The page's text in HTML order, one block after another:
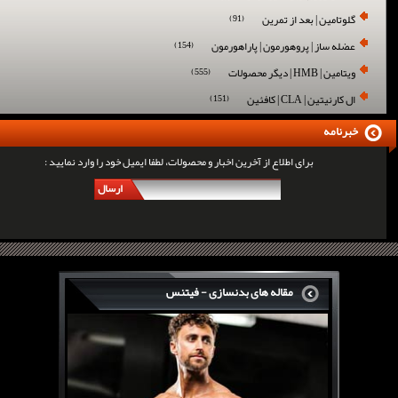
گلوتامین | بعد از تمرین (91)
عضله ساز | پروهورمون | پاراهورمون (154)
ویتامین | HMB | دیگر محصولات (555)
ال کارنیتین | CLA | کافئین (151)
برای اطلاع از آخرین اخبار و محصولات، لطفا ایمیل خود را وارد نمایید :
ارسال
خبرنامه
مقاله های بدنسازی - فیتنس
سرگی کنستانس چگونه بر روی بازو های فوق العاده...